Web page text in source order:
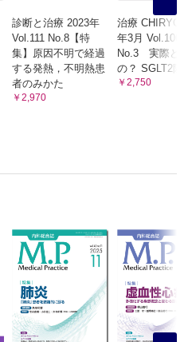
診断と治療 2023年
Vol.111 No.8【特
集】原因不明で経過
する発熱，不明熱患
者のみかた
￥2,970
治療 CHIRYO
年3月 Vol.106
No.3 実際ど
の？ SGLT2阻
￥2,750